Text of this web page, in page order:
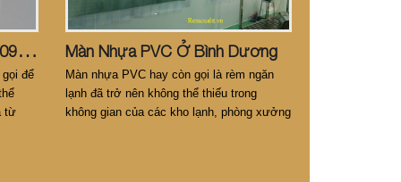
M
Àn Sáo Bình Dương. LH: 0914.686.302
để
từ
Màn Nhựa PVC Ở Bình Dương
Màn nhựa PVC hay còn gọi là rèm ngăn
lạnh đã trở nên không thể thiếu trong
không gian của các kho lạnh, phòng xưởng